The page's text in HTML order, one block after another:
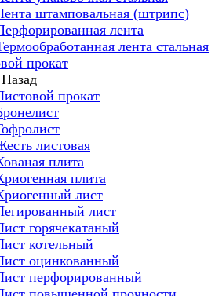
штамповальная (штрипс)
лента
лента стальная
прокат
Назад
прокат
листовая
плита
плита
лист
лист
горячекатаный
котельный
оцинкованный
перфорированный